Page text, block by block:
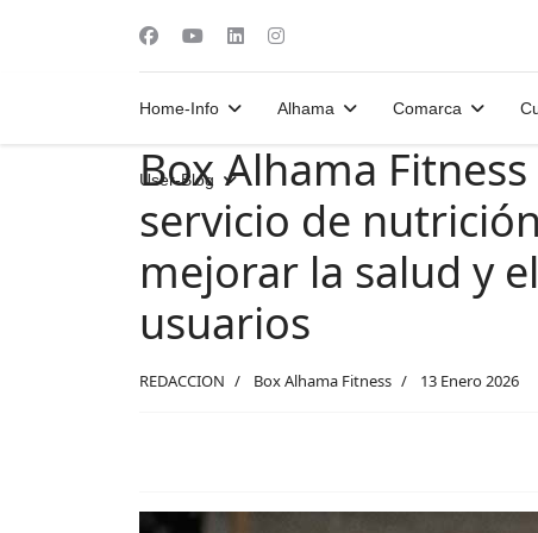
Home-Info Alhama Comarca
User-Blog
Box Alhama
servicio de
mejorar la salud y
usuarios
REDACCION Box Alhama Fitness 13 Enero 2026